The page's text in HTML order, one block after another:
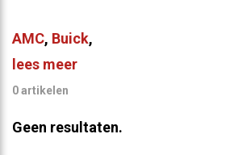
AMC, Buick,
lees meer
0 artikelen
Geen resultaten.